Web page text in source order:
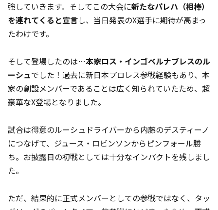
強していきます。そしてこの大会に新たなパレハ（相棒）
を連れてくると宣言し、当日発表のX選手に期待が高まっ
たわけです。
そして登場したのは…本家ロス・インゴベルナブレスのル
ーシュでした！過去に新日本プロレス参戦経験もあり、本
家の創設メンバーであることは広く知られていたため、超
豪華なX登場となりました。
試合は得意のルーシュドライバーから内藤のデスティーノ
につなげて、ジュース・ロビンソンからピンフォール勝
ち。お披露目の初戦としては十分なインパクトを残しまし
た。
ただ、結果的に正式メンバーとしての参戦ではなく、タッ